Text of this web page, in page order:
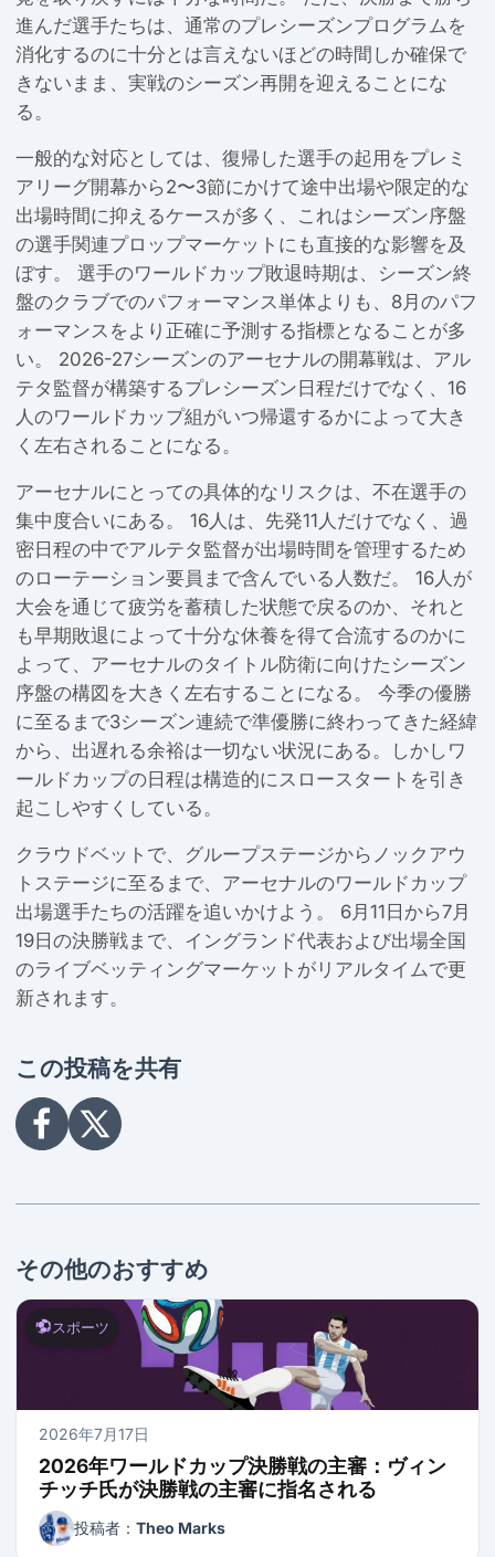
進んだ選手たちは、通常のプレシーズンプログラムを
消化するのに十分とは言えないほどの時間しか確保で
きないまま、実戦のシーズン再開を迎えることにな
る。
一般的な対応としては、復帰した選手の起用をプレミ
アリーグ開幕から2〜3節にかけて途中出場や限定的な
出場時間に抑えるケースが多く、これはシーズン序盤
の選手関連プロップマーケットにも直接的な影響を及
ぼす。 選手のワールドカップ敗退時期は、シーズン終
盤のクラブでのパフォーマンス単体よりも、8月のパフ
ォーマンスをより正確に予測する指標となることが多
い。 2026-27シーズンのアーセナルの開幕戦は、アル
テタ監督が構築するプレシーズン日程だけでなく、16
人のワールドカップ組がいつ帰還するかによって大き
く左右されることになる。
アーセナルにとっての具体的なリスクは、不在選手の
集中度合いにある。 16人は、先発11人だけでなく、過
密日程の中でアルテタ監督が出場時間を管理するため
のローテーション要員まで含んでいる人数だ。 16人が
大会を通じて疲労を蓄積した状態で戻るのか、それと
も早期敗退によって十分な休養を得て合流するのかに
よって、アーセナルのタイトル防衛に向けたシーズン
序盤の構図を大きく左右することになる。 今季の優勝
に至るまで3シーズン連続で準優勝に終わってきた経緯
から、出遅れる余裕は一切ない状況にある。しかしワ
ールドカップの日程は構造的にスロースタートを引き
起こしやすくしている。
クラウドベットで、グループステージからノックアウ
トステージに至るまで、アーセナルのワールドカップ
出場選手たちの活躍を追いかけよう。 6月11日から7月
19日の決勝戦まで、イングランド代表および出場全国
のライブベッティングマーケットがリアルタイムで更
新されます。
この投稿を共有
Share
on
Facebook
Share
on
X
その他のおすすめ
スポーツ
2026年7月17日
2026年ワールドカップ決勝戦の主審：ヴィン
チッチ氏が決勝戦の主審に指名される
投稿者： Theo Marks